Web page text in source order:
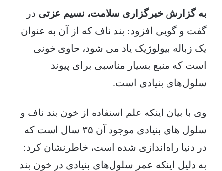
به گزارش خبرگزاری سلامت، نسیم عزتی در
گفت و گویی افزود: بند ناف که از آن به عنوان
یک زباله بیولوژیک یاد می شود، حاوی خونی
است که منبع بسیار مناسبی برای پیوند
سلول‌های بنیادی است.
وی با بیان اینکه علم استفاده از خون بند ناف و
سلول های بنیادی موجود آن ۳۵ سال است که
در دنیا راه‌اندازی شده است، خاطرنشان کرد:
به دلیل اینکه عمر سلول‌های بنیادی در خون بند